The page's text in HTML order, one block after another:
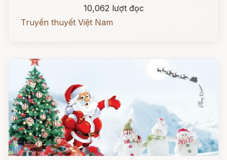
10,062 lượt đọc
Truyền thuyết Việt Nam